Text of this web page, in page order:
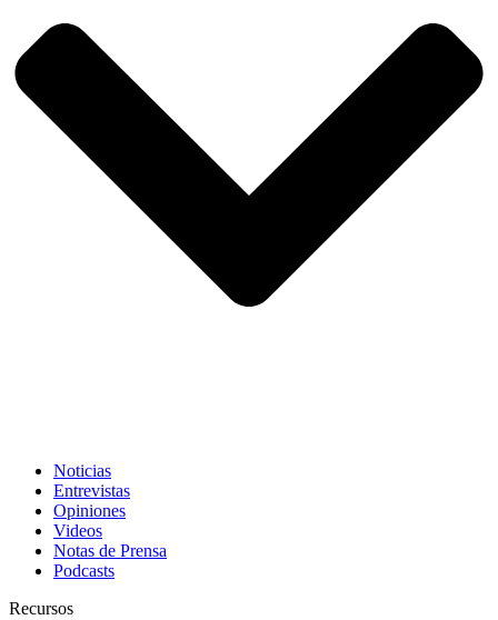
Noticias
Entrevistas
Opiniones
Videos
Notas de Prensa
Podcasts
Recursos